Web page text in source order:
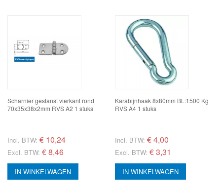
Scharnier gestanst vierkant rond
70x35x38x2mm RVS A2 1 stuks
Incl. BTW: € 10,24
Excl. BTW: € 8,46
IN WINKELWAGEN
Karabijnhaak 8x80mm BL:1500 Kg
RVS A4 1 stuks
Incl. BTW: €4,00
Excl. BTW: € 3,31
IN WINKELWAGEN